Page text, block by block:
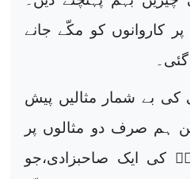
کاروانوں کو مکّے جانے
بے شمار مثالیں پیش
ہم صرف دو مثالوں پر
کی ایک صاحبزادی،جو